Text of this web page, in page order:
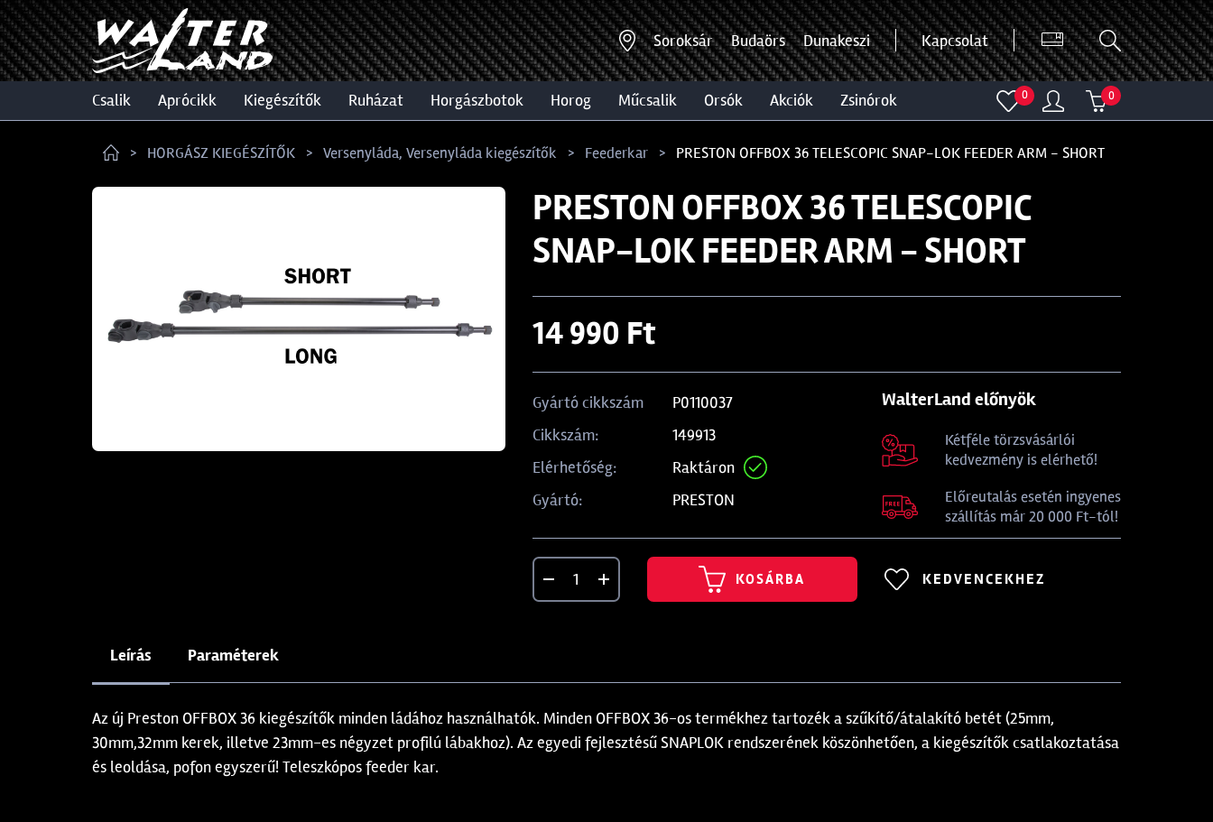
Soroksár Budaörs Dunakeszi Kapcsolat
csalik aprócikk kiegészítők ruházat horgászbotok horog műcsalik orsók akciók zsinórok 0 0
HORGÁSZ KIEGÉSZÍTŐK Versenyláda, Versenyláda kiegészítők Feederkar PRESTON OFFBOX 36 TELESCOPIC SNAP-LOK FEEDER ARM - SHORT
PRESTON OFFBOX 36 TELESCOPIC
SNAP-LOK FEEDER ARM - SHORT
14 990 Ft
Gyártó cikkszám
P0110037
Cikkszám:
149913
Elérhetőség:
Raktáron
Gyártó:
PRESTON
WalterLand előnyök
Kétféle törzsvásárlói
kedvezmény is elérhető!
Előreutalás esetén ingyenes
szállítás már 20 000 Ft-tól!
KOSÁRBA KEDVENCEKHEZ
Leírás Paraméterek
Az új Preston OFFBOX 36 kiegészítők minden ládához használhatók. Minden OFFBOX 36-os termékhez tartozék a szűkítő/átalakító betét (25mm,
30mm,32mm kerek, illetve 23mm-es négyzet profilú lábakhoz). Az egyedi fejlesztésű SNAPLOK rendszerének köszönhetően, a kiegészítők csatlakoztatása
és leoldása, pofon egyszerű! Teleszkópos feeder kar.